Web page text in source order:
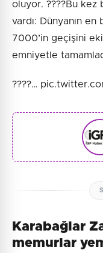
oluyor. ????Bu kez
vardı: Dünyanın
7000’in geçişini
emniyetle
????️…
Karabağlar
memurlar